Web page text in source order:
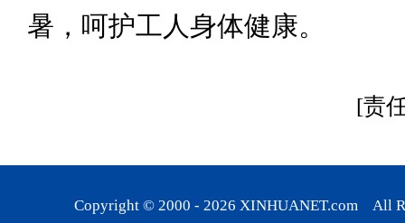
暑，呵护工人身体健康。
[责
Copyright © 2000 - 2026 XINHUANET.com All